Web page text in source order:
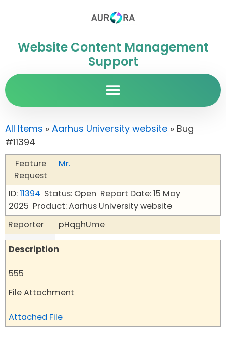
Website Content Management
Support
All Items » Aarhus University website » Bug
#11394
Feature
Request
Mr.
ID:11394 Status: Open Report Date: 15 May
2025 Product: Aarhus University website
Reporter
pHqghUme
Description
555
File Attachment
Attached File